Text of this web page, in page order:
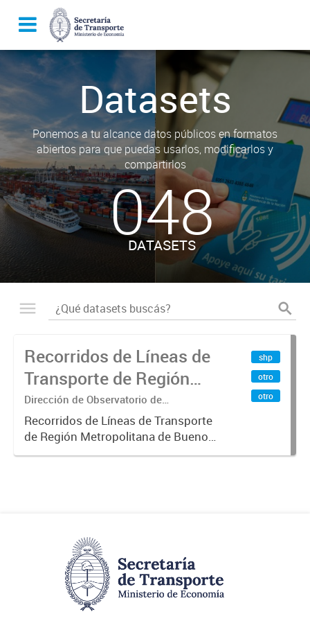
Datasets
Ponemos a tu alcance datos públicos en formatos
abiertos para que puedas usarlos, modificarlos y
compartirlos
048
DATASETS
Recorridos de Líneas de
Transporte de Región
Metropolitana de
Buenos Aires (RMBA)
Dirección de Observatorio de
Transporte, Estudio y Sistemas
Recorridos de Líneas de Transporte
de Región Metropolitana de Buenos
Aires (RMBA).-
shp
otro
otro